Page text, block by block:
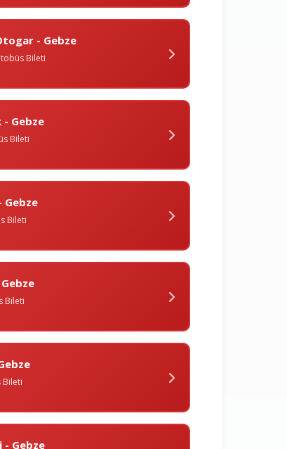
- Gebze
Bileti
- Gebze
Bileti
Gebze
Bileti
Bileti
Bileti
- Gebze